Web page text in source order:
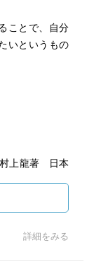
ことで、自分
いというもの
上龍著 日本
摩書房
著 日本実業
紀書房
詳細をみる